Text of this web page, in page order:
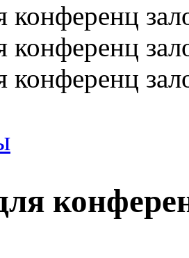
конференц
конференц
конференц